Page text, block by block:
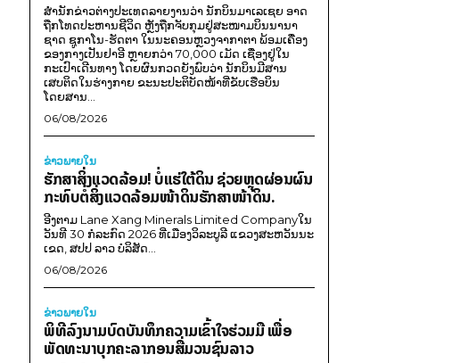
ສຳນັກຂ່າວຕ່າງປະເທດລາຍງານວ່າ ນັກບິນມາເລເຊຍ ອາດ
ຖືກໂທດປະຫານຊີວິດ ຫຼັງຖືກຈັບກຸມຢູ່ສະໜາມບິນນານາ
ຊາດ ຊູກາໂນ-ຮັດຕາ ໃນນະຄອນຫຼວງຈາກາຕາ ພ້ອມເຄື່ອງ
ຂອງກາງເປັນຢາອີ ຫຼາຍກວ່າ 70,000 ເມັດ ເຊື່ອງຢູ່ໃນ
ກະເປົາເດີນທາງ ໂດຍຜົນກວດຍັງພົບວ່າ ນັກບິນມີສານ
ເສບຕິດໃນຮ່າງກາຍ ຂະນະປະຕິບັດໜ້າທີ່ຂັບເຮືອບິນ
ໂດຍສານ...
06/08/2026
ຂ່າວພາຍ​ໃນ
ຮັກສາສິ່ງແວດລ້ອມ! ບໍ່ແຮ່ໃຕ້ດິນ ຊ່ວຍຫຼຸດຜ່ອນຜົນ
ກະທົບຕໍ່ສິ່ງແວດລ້ອມໜ້າດິນຮັກສາໜ້າດິນ.
ອີງຕາມ Lane Xang Minerals Limited Companyໃນ
ວັນທີ 30 ກໍລະກົດ 2026 ທີ່ເມືອງວິລະບູລີ ແຂວງສະຫວັນນະ
ເຂດ, ສປປ ລາວ ບໍລິສັດ...
06/08/2026
ຂ່າວພາຍ​ໃນ
ພິທີລົງນາມບົດບັນທຶກຄວາມເຂົ້າໃຈຮ່ວມມື ເພື່ອ
ພັດທະນາບຸກຄະລາກອນສື່ມວນຊົນລາວ